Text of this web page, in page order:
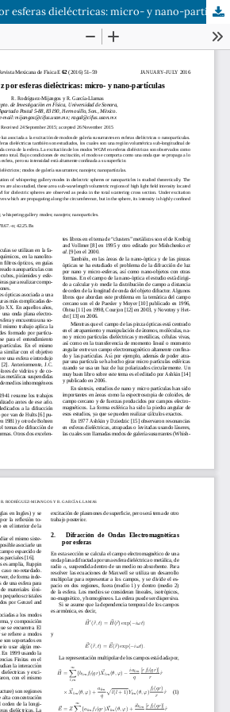
Difracción de luz por esferas dieléctricas: micro- y nano-partículas